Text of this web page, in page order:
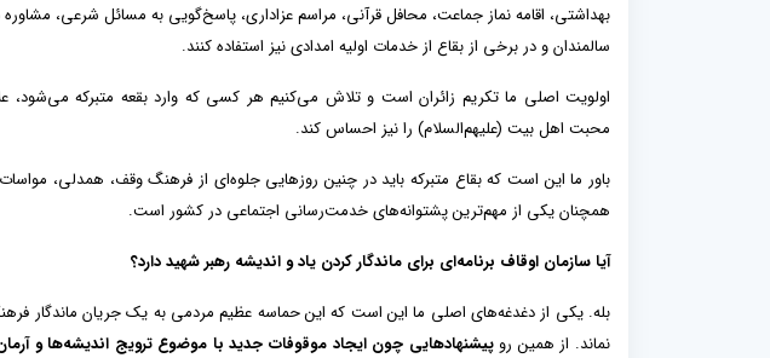
بهداشتی، اقامه نماز جماعت، محافل قرآنی، مراسم عزاداری، پاسخ‌گویی به مسائل شرعی،
سالمندان و در برخی از بقاع از خدمات اولیه امدادی نیز استفاده کنند.
اولویت اصلی ما تکریم زائران است و تلاش می‌کنیم هر کسی که وارد بقعه متبرکه می‌شود،
محبت اهل بیت (علیهم‌السلام) را نیز احساس کند.
باور ما این است که بقاع متبرکه باید در چنین روزهایی جلوه‌ای از فرهنگ وقف، همدلی،
همچنان یکی از مهم‌ترین پشتوانه‌های خدمت‌رسانی اجتماعی در کشور است.
آیا سازمان اوقاف برنامه‌ای برای ماندگار کردن یاد و اندیشه رهبر شهید دارد؟
بله. یکی از دغدغه‌های اصلی ما این است که این حماسه عظیم مردمی به یک جریان ماندگار
نماند. از همین روپیشنهادهایی چون ایجاد موقوفات جدید با موضوع ترویج اندیشه‌ها و